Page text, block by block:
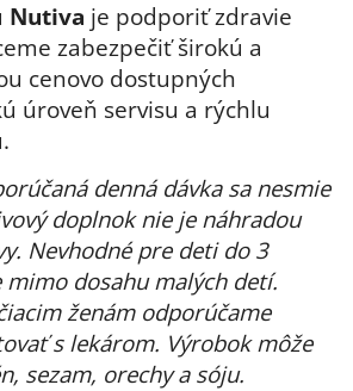
Nutiva je podporiť zdravie
zabezpečiť širokú a
cenovo dostupných
úroveň servisu a rýchlu
denná dávka sa nesmie
doplnok nie je náhradou
Nevhodné pre deti do 3
dosahu malých detí.
ženám odporúčame
s lekárom. Výrobok môže
sezam, orechy a sóju.